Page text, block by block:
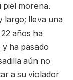
piel morena.
largo; lleva una
años ha
ha pasado
aún no
a su violador